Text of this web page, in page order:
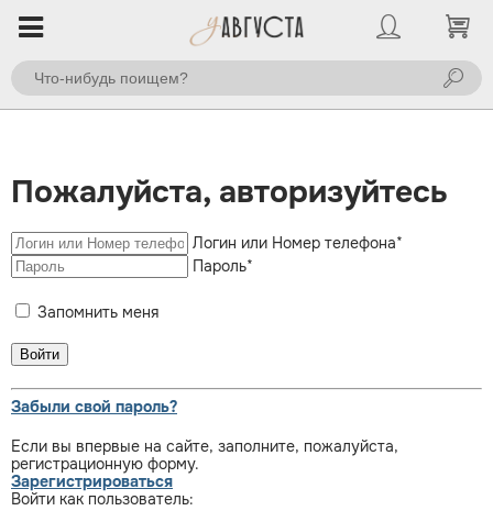
Пожалуйста, авторизуйтесь
Логин или Номер телефона*
Пароль*
Запомнить меня
Забыли свой пароль?
Если вы впервые на сайте, заполните, пожалуйста,
регистрационную форму.
Зарегистрироваться
Войти как пользователь: